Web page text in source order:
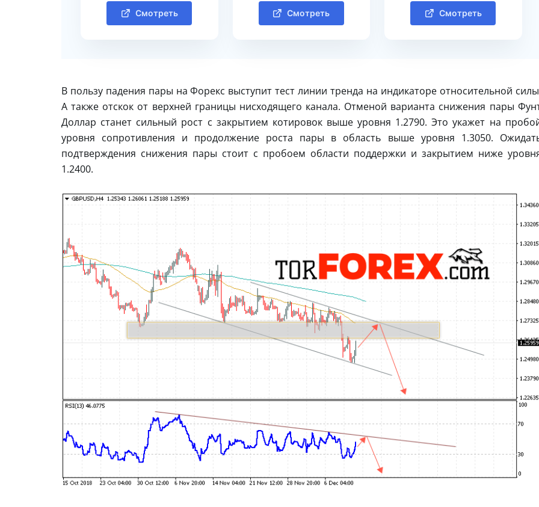
Смотреть Смотреть Смотреть
В пользу падения пары на Форекс выступит тест линии тренда на индикаторе относительной
А также отскок от верхней границы нисходящего канала. Отменой варианта снижения пары
Доллар станет сильный рост с закрытием котировок выше уровня 1.2790. Это укажет на
уровня сопротивления и продолжение роста пары в область выше уровня 1.3050.
подтверждения снижения пары стоит с пробоем области поддержки и закрытием ниже
1.2400.